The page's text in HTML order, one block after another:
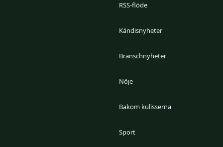
RSS-flöde
Kändisnyheter
Branschnyheter
Nöje
Bakom kulisserna
Sport